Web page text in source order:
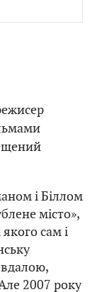
і Біллом
місто»,
сам і
2007 року